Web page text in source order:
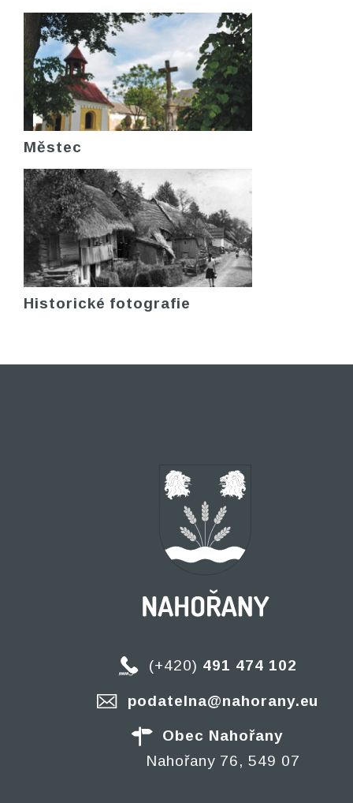
Městec
Historické fotografie
(+420) 491 474 102
podatelna@nahorany.eu
Obec Nahořany
Nahořany 76, 549 07